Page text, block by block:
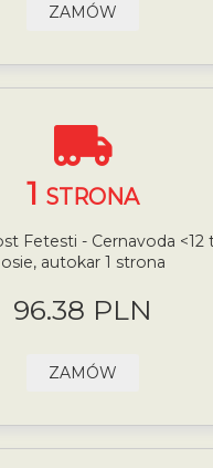
ZAMÓW
1 STRONA
Fetesti - Cernavoda <12
osie, autokar 1 strona
96.38 PLN
ZAMÓW